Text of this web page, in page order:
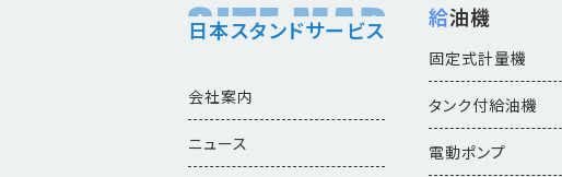
日本スタンドサービス
会社案内
ニュース
給油機
固定式計量機
タンク付給油機
電動ポンプ